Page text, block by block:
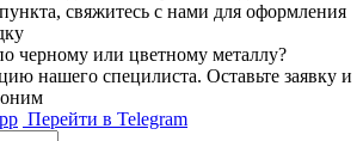
свяжитесь с нами для оформления
черному или цветному металлу?
нашего специлиста. Оставьте заявку и
Перейти в Telegram